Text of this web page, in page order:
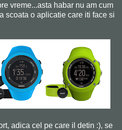
vreme...asta habar nu am cum
scoata o aplicatie care iti face si
adica cel pe care il detin :), se